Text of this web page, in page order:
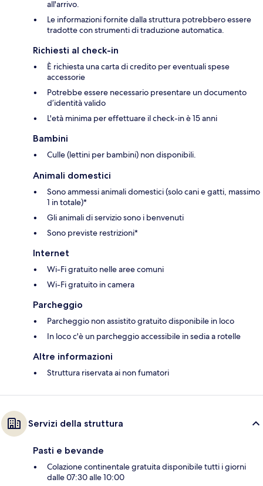
all'arrivo.
Le informazioni fornite dalla struttura potrebbero essere
tradotte con strumenti di traduzione automatica.
Richiesti al check-in
È richiesta una carta di credito per eventuali spese
accessorie
Potrebbe essere necessario presentare un documento
d’identità valido
L'età minima per effettuare il check-in è 15 anni
Bambini
Culle (lettini per bambini) non disponibili.
Animali domestici
Sono ammessi animali domestici (solo cani e gatti, massimo
1 in totale)*
Gli animali di servizio sono i benvenuti
Sono previste restrizioni*
Internet
Wi-Fi gratuito nelle aree comuni
Wi-Fi gratuito in camera
Parcheggio
Parcheggio non assistito gratuito disponibile in loco
In loco c'è un parcheggio accessibile in sedia a rotelle
Altre informazioni
Struttura riservata ai non fumatori
Servizi della struttura
Pasti e bevande
Colazione continentale gratuita disponibile tutti i giorni
dalle 07:30 alle 10:00